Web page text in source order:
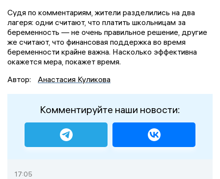
Судя по комментариям, жители разделились на два
лагеря: одни считают, что платить школьницам за
беременность — не очень правильное решение, другие
же считают, что финансовая поддержка во время
беременности крайне важна. Насколько эффективна
окажется мера, покажет время.
Автор:
Анастасия Куликова
Комментируйте наши новости:
17:05